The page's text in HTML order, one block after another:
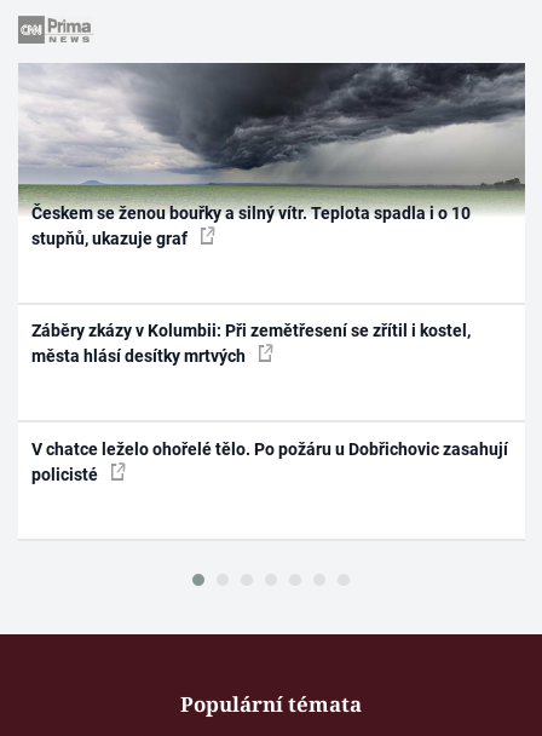
Českem se ženou bouřky a silný vítr. Teplota spadla i o 10
stupňů, ukazuje graf
Záběry zkázy v Kolumbii: Při zemětřesení se zřítil i kostel,
města hlásí desítky mrtvých
V chatce leželo ohořelé tělo. Po požáru u Dobřichovic zasahují
policisté
Populární témata